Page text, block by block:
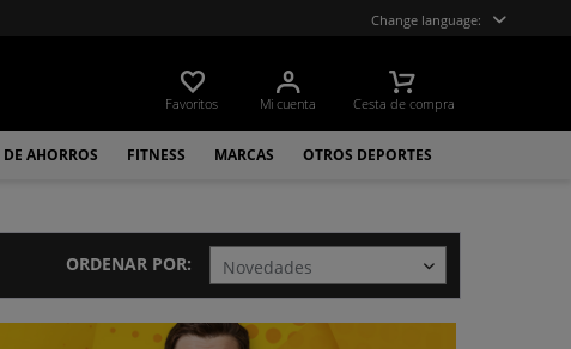
Change language:
Favoritos Mi cuenta Cesta de compra
AHORROS FITNESS MARCAS OTROS DEPORTES
ORDENAR POR: